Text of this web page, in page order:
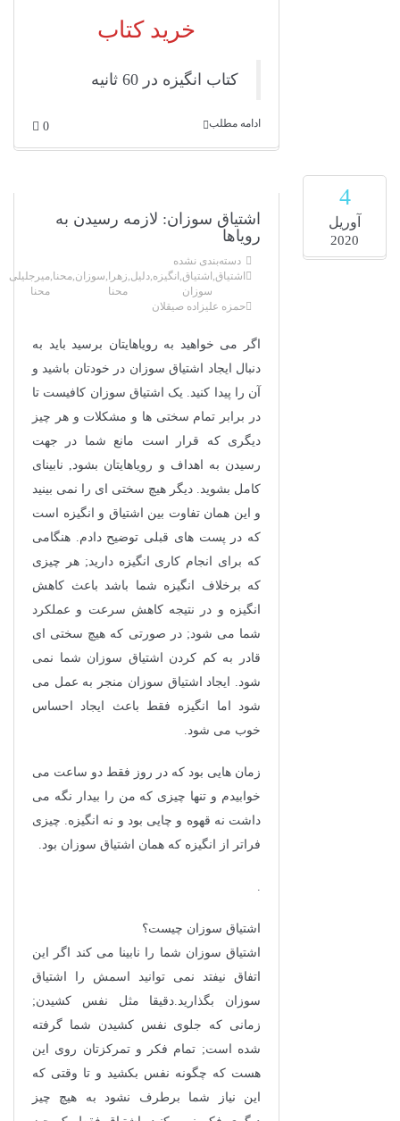
خرید کتاب
کتاب انگیزه در 60 ثانیه
0 ادامه مطلب
4
آوریل
2020
اشتیاق سوزان: لازمه رسیدن به
رویاها
دسته‌بندی نشده
اشتیاق, اشتیاق
سوزان
, انگیزه,دلیل,زهرا
محنا
,سوزان,محنا,میرجلیلی
محنا
حمزه علیزاده صیقلان
اگر می خواهید به رویاهایتان برسید باید به
دنبال ایجاد اشتیاق سوزان در خودتان باشید و
آن را پیدا کنید. یک اشتیاق سوزان کافیست تا
در برابر تمام سختی ها و مشکلات و هر چیز
دیگری که قرار است مانع شما در جهت
رسیدن به اهداف و رویاهایتان بشود, نابینای
کامل بشوید. دیگر هیچ سختی ای را نمی بینید
و این همان تفاوت بین اشتیاق و انگیزه است
که در پست های قبلی توضیح دادم. هنگامی
که برای انجام کاری انگیزه دارید; هر چیزی
که برخلاف انگیزه شما باشد باعث کاهش
انگیزه و در نتیجه کاهش سرعت و عملکرد
شما می شود; در صورتی که هیچ سختی ای
قادر به کم کردن اشتیاق سوزان شما نمی
شود. ایجاد اشتیاق سوزان منجر به عمل می
شود اما انگیزه فقط باعث ایجاد احساس
خوب می شود.
زمان هایی بود که در روز فقط دو ساعت می
خوابیدم و تنها چیزی که من را بیدار نگه می
داشت نه قهوه و چایی بود و نه انگیزه. چیزی
فراتر از انگیزه که همان اشتیاق سوزان بود.
.
اشتیاق سوزان چیست؟
اشتیاق سوزان شما را نابینا می کند اگر این
اتفاق نیفتد نمی توانید اسمش را اشتیاق
سوزان بگذارید.دقیقا مثل نفس کشیدن;
زمانی که جلوی نفس کشیدن شما گرفته
شده است; تمام فکر و تمرکزتان روی این
هست که چگونه نفس بکشید و تا وقتی که
این نیاز شما برطرف نشود به هیچ چیز